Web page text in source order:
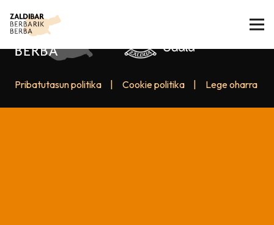
Pribatutasun politika Cookie politika Lege oharra